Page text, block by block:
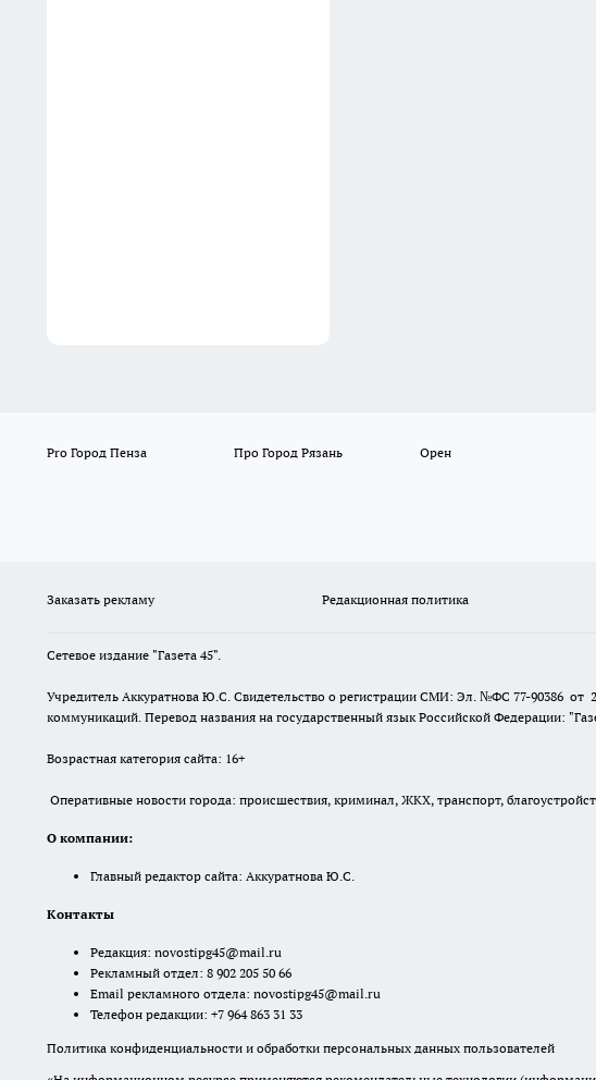
Pro Город Пенза Про Город Рязань Орен
Заказать рекламу Редакционная политика
Сетевое издание "Газета 45".
Учредитель Аккуратнова Ю.С. Свидетельство о регистрации СМИ: Эл. №ФС 77-90386 от
коммуникаций. Перевод названия на государственный язык Российской Федерации:
Возрастная категория сайта: 16+
Оперативные новости города: происшествия, криминал, ЖКХ, транспорт,
О компании:
Главный редактор сайта: Аккуратнова Ю.С.
Контакты
Редакция: novostipg45@mail.ru
Рекламный отдел: 8 902 205 50 66
Email рекламного отдела: novostipg45@mail.ru
Телефон редакции: +7 964 863 31 33
Политика конфиденциальности и обработки персональных данных пользователей